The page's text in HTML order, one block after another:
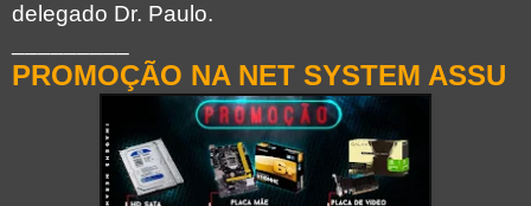
delegado Dr. Paulo.
PROMOÇÃO NA NET SYSTEM ASSU